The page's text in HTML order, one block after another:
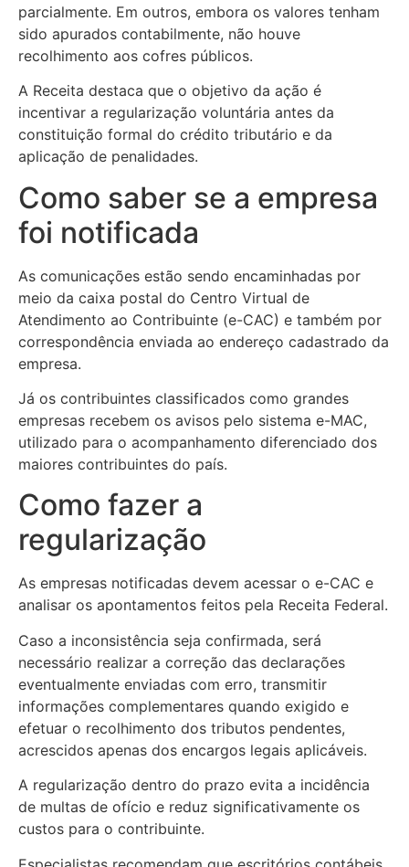
parcialmente. Em outros, embora os valores tenham
sido apurados contabilmente, não houve
recolhimento aos cofres públicos.
A Receita destaca que o objetivo da ação é
incentivar a regularização voluntária antes da
constituição formal do crédito tributário e da
aplicação de penalidades.
Como saber se a empresa
foi notificada
As comunicações estão sendo encaminhadas por
meio da caixa postal do Centro Virtual de
Atendimento ao Contribuinte (e-CAC) e também por
correspondência enviada ao endereço cadastrado da
empresa.
Já os contribuintes classificados como grandes
empresas recebem os avisos pelo sistema e-MAC,
utilizado para o acompanhamento diferenciado dos
maiores contribuintes do país.
Como fazer a
regularização
As empresas notificadas devem acessar o e-CAC e
analisar os apontamentos feitos pela Receita Federal.
Caso a inconsistência seja confirmada, será
necessário realizar a correção das declarações
eventualmente enviadas com erro, transmitir
informações complementares quando exigido e
efetuar o recolhimento dos tributos pendentes,
acrescidos apenas dos encargos legais aplicáveis.
A regularização dentro do prazo evita a incidência
de multas de ofício e reduz significativamente os
custos para o contribuinte.